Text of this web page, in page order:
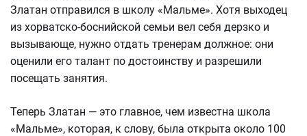
Златан отправился в школу «Мальме». Хотя выходец
из хорватско-боснийской семьи вел себя дерзко и
вызывающе, нужно отдать тренерам должное: они
оценили его талант по достоинству и разрешили
посещать занятия.
Теперь Златан — это главное, чем известна школа
«Мальме», которая, к слову, была открыта около 100